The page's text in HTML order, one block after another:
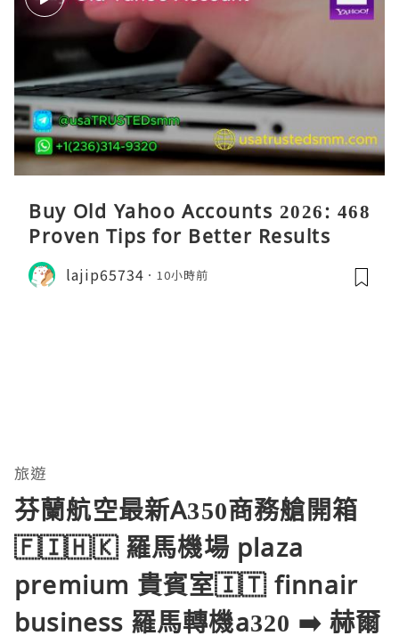
Buy Old Yahoo Accounts 2026: 468
Proven Tips for Better Results
lajip65734 10小時前
旅遊
芬蘭航空最新A350商務艙開箱
🇫🇮🇭🇰 羅馬機場 plaza
premium 貴賓室🇮🇹 finnair
business 羅馬轉機a320 ➡️ 赫爾